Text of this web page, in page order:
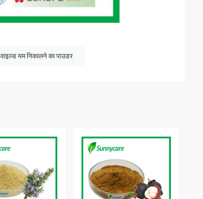
वाइल्ड यम निकालने का पाउडर